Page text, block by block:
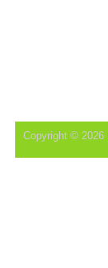
Copyright © 2026